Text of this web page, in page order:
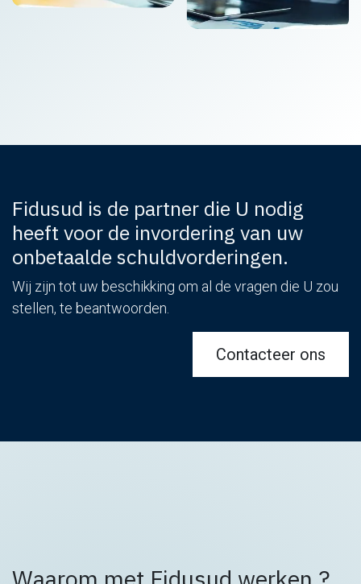
Fidusud is de partner die U nodig
heeft voor de invordering van uw
onbetaalde schuldvorderingen.
Wij zijn tot uw beschikking om al de vragen die U zou
stellen, te beantwoorden.
Contacteer ons